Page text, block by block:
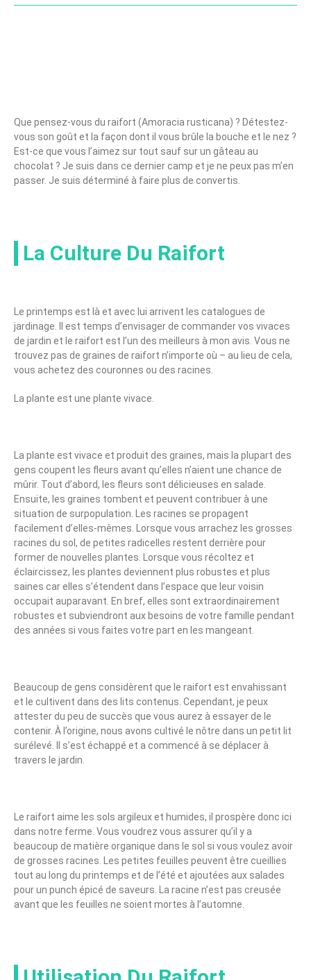
Que pensez-vous du raifort (Amoracia rusticana) ? Détestez-
vous son goût et la façon dont il vous brûle la bouche et le nez ?
Est-ce que vous l’aimez sur tout sauf sur un gâteau au
chocolat ? Je suis dans ce dernier camp et je ne peux pas m’en
passer. Je suis déterminé à faire plus de convertis.
La Culture Du Raifort
Le printemps est là et avec lui arrivent les catalogues de
jardinage. Il est temps d’envisager de commander vos vivaces
de jardin et le raifort est l’un des meilleurs à mon avis. Vous ne
trouvez pas de graines de raifort n’importe où – au lieu de cela,
vous achetez des couronnes ou des racines.
La plante est une plante vivace.
La plante est vivace et produit des graines, mais la plupart des
gens coupent les fleurs avant qu’elles n’aient une chance de
mûrir. Tout d’abord, les fleurs sont délicieuses en salade.
Ensuite, les graines tombent et peuvent contribuer à une
situation de surpopulation. Les racines se propagent
facilement d’elles-mêmes. Lorsque vous arrachez les grosses
racines du sol, de petites radicelles restent derrière pour
former de nouvelles plantes. Lorsque vous récoltez et
éclaircissez, les plantes deviennent plus robustes et plus
saines car elles s’étendent dans l’espace que leur voisin
occupait auparavant. En bref, elles sont extraordinairement
robustes et subviendront aux besoins de votre famille pendant
des années si vous faites votre part en les mangeant.
Beaucoup de gens considèrent que le raifort est envahissant
et le cultivent dans des lits contenus. Cependant, je peux
attester du peu de succès que vous aurez à essayer de le
contenir. À l’origine, nous avons cultivé le nôtre dans un petit lit
surélevé. Il s’est échappé et a commencé à se déplacer à
travers le jardin.
Le raifort aime les sols argileux et humides, il prospère donc ici
dans notre ferme. Vous voudrez vous assurer qu’il y a
beaucoup de matière organique dans le sol si vous voulez avoir
de grosses racines. Les petites feuilles peuvent être cueillies
tout au long du printemps et de l’été et ajoutées aux salades
pour un punch épicé de saveurs. La racine n’est pas creusée
avant que les feuilles ne soient mortes à l’automne.